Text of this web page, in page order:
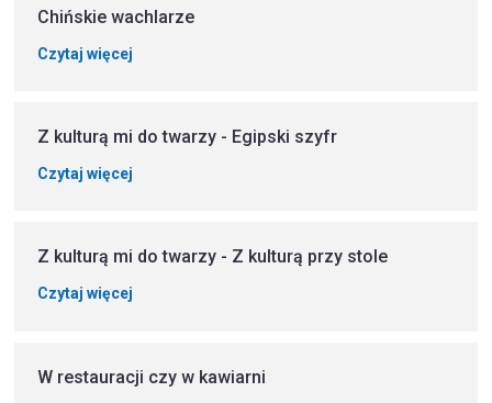
Chińskie wachlarze
Czytaj więcej
Z kulturą mi do twarzy - Egipski szyfr
Czytaj więcej
Z kulturą mi do twarzy - Z kulturą przy stole
Czytaj więcej
W restauracji czy w kawiarni